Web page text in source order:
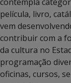
película, livro,
vem
contribuir com a
da cultura no
programação
oficinas, cursos,